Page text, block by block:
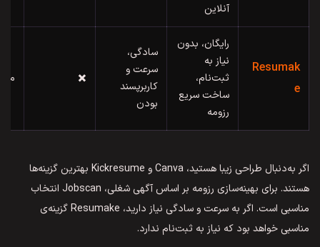
آنلاین
Resumak
e
رایگان، بدون
نیاز به
ثبت‌نام،
ساخت سریع
رزومه
سادگی،
سرعت و
کاربرپسند
بودن
✖️
اگر به‌دنبال طراحی زیبا هستید، Canva و Kickresume بهترین گزینه‌ها
هستند. برای بهینه‌سازی رزومه بر اساس آگهی شغلی، Jobscan انتخاب
مناسبی است. اگر به سرعت و سادگی نیاز دارید، Resumake گزینه‌ی
مناسبی خواهد بود که نیاز به ثبت‌نام ندارد.